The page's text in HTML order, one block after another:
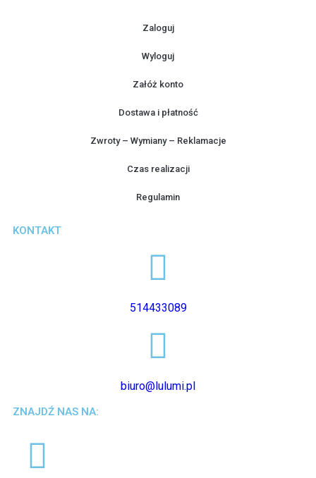
Zaloguj
Wyloguj
Załóż konto
Dostawa i płatność
Zwroty – Wymiany – Reklamacje
Czas realizacji
Regulamin
KONTAKT
514433089
biuro@lulumi.pl
ZNAJDŹ NAS NA: